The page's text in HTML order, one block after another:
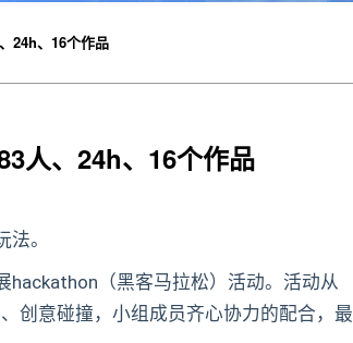
24h、16个作品
人、24h、16个作品
。
hackathon（黑客马拉松）活动。活动从
创意碰撞，小组成员齐心协力的配合，最